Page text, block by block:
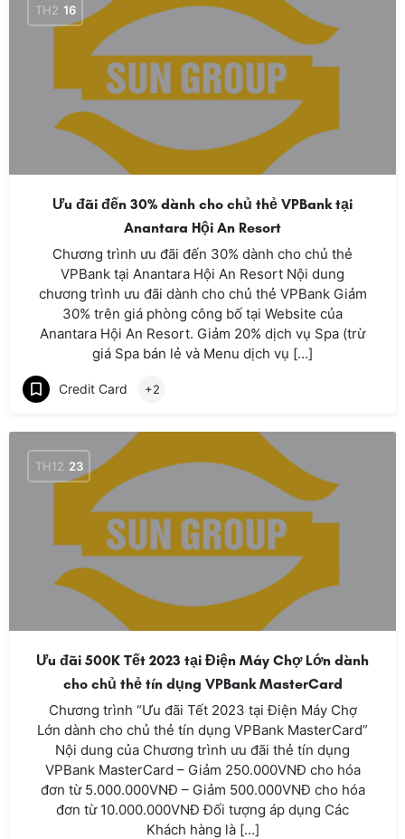
TH2 16
Ưu đãi đến 30% dành cho chủ thẻ VPBank tại
Anantara Hội An Resort
Chương trình ưu đãi đến 30% dành cho chủ thẻ
VPBank tại Anantara Hội An Resort Nội dung
chương trình ưu đãi dành cho chủ thẻ VPBank Giảm
30% trên giá phòng công bố tại Website của
Anantara Hội An Resort. Giảm 20% dịch vụ Spa (trừ
giá Spa bán lẻ và Menu dịch vụ […]
Credit Card +2
TH12 23
Ưu đãi 500K Tết 2023 tại Điện Máy Chợ Lớn dành
cho chủ thẻ tín dụng VPBank MasterCard
Chương trình “Ưu đãi Tết 2023 tại Điện Máy Chợ
Lớn dành cho chủ thẻ tín dụng VPBank MasterCard”
Nội dung của Chương trình ưu đãi thẻ tín dụng
VPBank MasterCard – Giảm 250.000VNĐ cho hóa
đơn từ 5.000.000VNĐ – Giảm 500.000VNĐ cho hóa
đơn từ 10.000.000VNĐ Đối tượng áp dụng Các
Khách hàng là […]